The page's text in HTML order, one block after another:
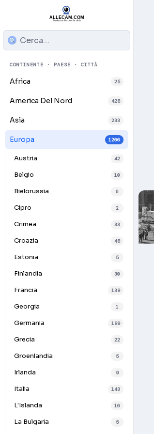
CONTINENTE · PAESE · CITTÀ
Africa 25
America Del Nord 428
Asia 233
Europa 1266
Austria 42
Belgio 10
Bielorussia 6
Cipro 2
Crimea 33
Croazia 48
Estonia 5
Finlandia 30
Francia 139
Georgia 1
Germania 189
Grecia 22
Groenlandia 5
Irlanda 9
Italia 143
L'Islanda 16
La Bulgaria 5